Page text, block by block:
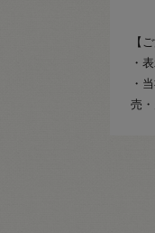
【
・
・
売